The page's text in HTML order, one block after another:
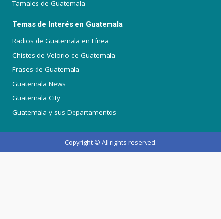
Tamales de Guatemala
Temas de Interés en Guatemala
Radios de Guatemala en Línea
Chistes de Velorio de Guatemala
Frases de Guatemala
Guatemala News
Guatemala City
Guatemala y sus Departamentos
Copyright © All rights reserved.